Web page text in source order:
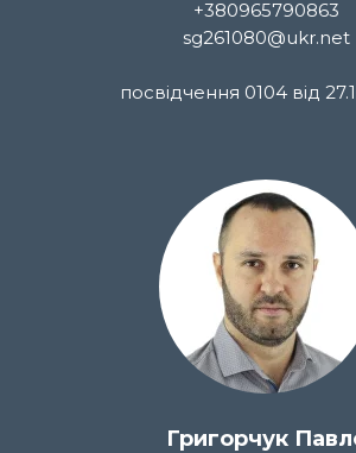
+380965790863
sg261080@ukr.net
посвідчення 0104 від
Григорчук